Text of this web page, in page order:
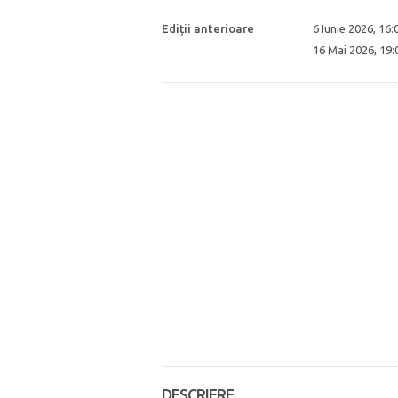
Ediții anterioare 6 Iunie 2026,
16 Mai 2026,
DESCRIERE